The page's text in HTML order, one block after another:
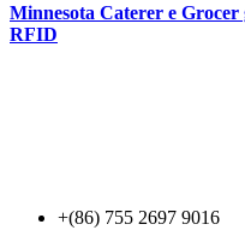
Minnesota Caterer e
RFID
+(86) 755 2697 9016